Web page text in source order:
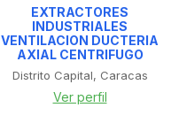
EXTRACTORES
INDUSTRIALES
VENTILACION DUCTERIA
AXIAL CENTRIFUGO
Distrito Capital, Caracas
Ver perfil